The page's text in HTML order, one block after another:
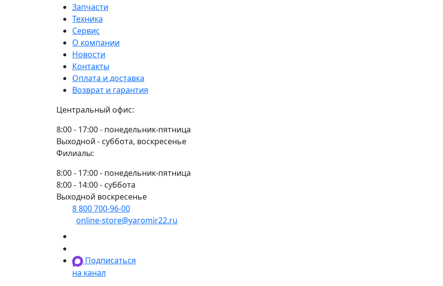
6206
ZZ/P6
(6-
80206
С17)
PLAST,
BBC-
R
Запчасти
Техника
Сервис
О компании
Новости
Контакты
Оплата и доставка
Возврат и гарантия
Центральный офис:
8:00 - 17:00 - понедельник-пятница
Выходной - суббота, воскресенье
Филиалы:
8:00 - 17:00 - понедельник-пятница
8:00 - 14:00 - суббота
Выходной воскресенье
8 800 700-96-00
online-store@yaromir22.ru
Подписаться
на канал